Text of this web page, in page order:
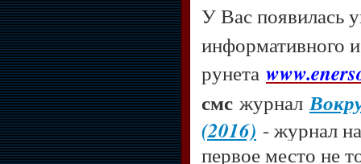
У Вас появилась
информативного
рунета
смс журнал
(2016) - журнал
первое место не